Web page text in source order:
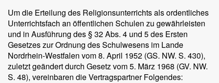
Um die Erteilung des Religionsunterrichts als ordentliches
Unterrichtsfach an öffentlichen Schulen zu gewährleisten
und in Ausführung des § 32 Abs. 4 und 5 des Ersten
Gesetzes zur Ordnung des Schulwesens im Lande
Nordrhein-Westfalen vom 8. April 1952 (GS. NW. S. 430),
zuletzt geändert durch Gesetz vom 5. März 1968 (GV. NW.
S. 48), vereinbaren die Vertragspartner Folgendes: